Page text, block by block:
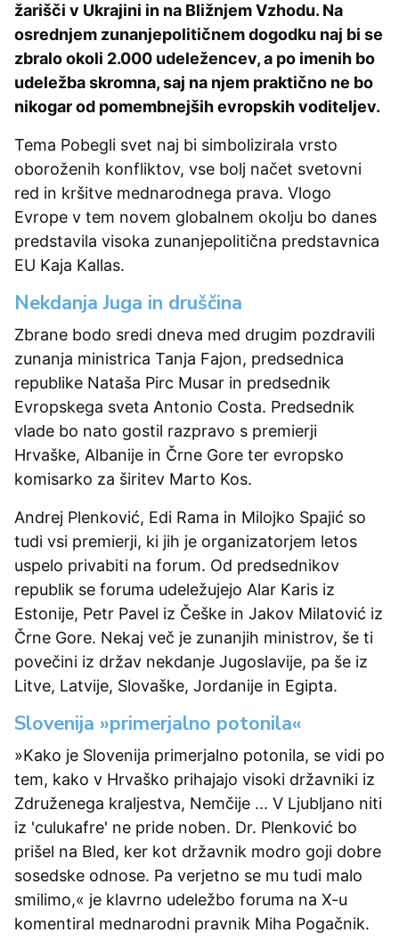
žarišči v Ukrajini in na Bližnjem Vzhodu. Na
osrednjem zunanjepolitičnem dogodku naj bi se
zbralo okoli 2.000 udeležencev, a po imenih bo
udeležba skromna, saj na njem praktično ne bo
nikogar od pomembnejših evropskih voditeljev.
Tema Pobegli svet naj bi simbolizirala vrsto
oboroženih konfliktov, vse bolj načet svetovni
red in kršitve mednarodnega prava. Vlogo
Evrope v tem novem globalnem okolju bo danes
predstavila visoka zunanjepolitična predstavnica
EU Kaja Kallas.
Nekdanja Juga in druščina
Zbrane bodo sredi dneva med drugim pozdravili
zunanja ministrica Tanja Fajon, predsednica
republike Nataša Pirc Musar in predsednik
Evropskega sveta Antonio Costa. Predsednik
vlade bo nato gostil razpravo s premierji
Hrvaške, Albanije in Črne Gore ter evropsko
komisarko za širitev Marto Kos.
Andrej Plenković, Edi Rama in Milojko Spajić so
tudi vsi premierji, ki jih je organizatorjem letos
uspelo privabiti na forum. Od predsednikov
republik se foruma udeležujejo Alar Karis iz
Estonije, Petr Pavel iz Češke in Jakov Milatović iz
Črne Gore. Nekaj več je zunanjih ministrov, še ti
povečini iz držav nekdanje Jugoslavije, pa še iz
Litve, Latvije, Slovaške, Jordanije in Egipta.
Slovenija »primerjalno potonila«
»Kako je Slovenija primerjalno potonila, se vidi po
tem, kako v Hrvaško prihajajo visoki državniki iz
Združenega kraljestva, Nemčije ... V Ljubljano niti
iz 'culukafre' ne pride noben. Dr. Plenković bo
prišel na Bled, ker kot državnik modro goji dobre
sosedske odnose. Pa verjetno se mu tudi malo
smilimo,« je klavrno udeležbo foruma na X-u
komentiral mednarodni pravnik Miha Pogačnik.